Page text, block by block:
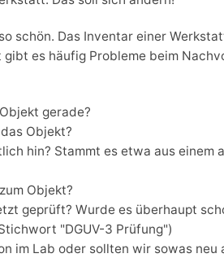
schön. Das Inventar einer
es häufig Probleme beim
gerade?
Objekt?
hin? Stammt es etwa aus
Objekt?
geprüft? Wurde es überhaupt
"DGUV-3 Prüfung")
im Lab oder sollten wir sowas neu